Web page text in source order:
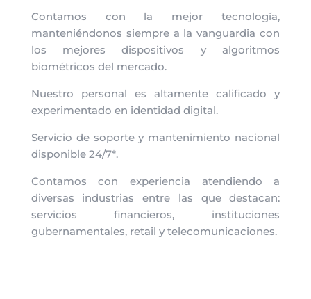
Contamos con la mejor tecnología,
manteniéndonos siempre a la vanguardia con
los mejores dispositivos y algoritmos
biométricos del mercado.
Nuestro personal es altamente calificado y
experimentado en identidad digital.
Servicio de soporte y mantenimiento nacional
disponible 24/7*.
Contamos con experiencia atendiendo a
diversas industrias entre las que destacan:
servicios financieros, instituciones
gubernamentales, retail y telecomunicaciones.